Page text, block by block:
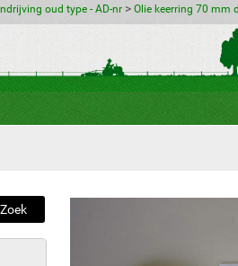
oud type - AD-nr > Olie keerring 70 mm